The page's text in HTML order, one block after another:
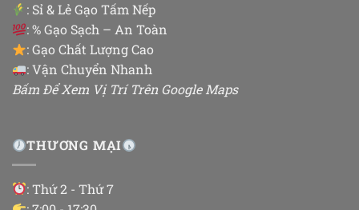
: Sỉ & Lẻ Gạo Tấm Nếp
: % Gạo Sạch – An Toàn
: Gạo Chất Lượng Cao
: Vận Chuyển Nhanh
Bấm Để Xem Vị Trí Trên Google Maps
THƯƠNG MẠI
: Thứ 2 - Thứ 7